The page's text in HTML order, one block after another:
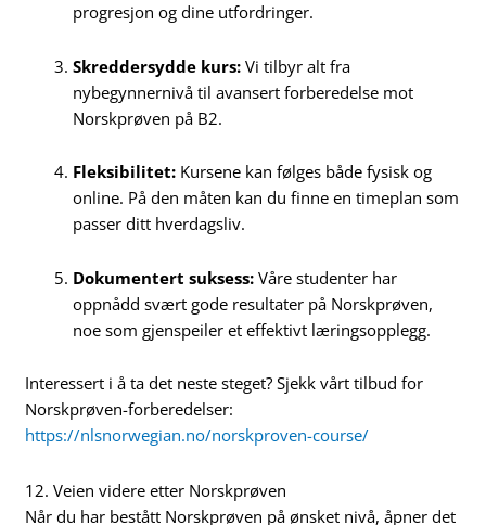
progresjon og dine utfordringer.
Skreddersydde kurs: Vi tilbyr alt fra
nybegynnernivå til avansert forberedelse mot
Norskprøven på B2.
Fleksibilitet: Kursene kan følges både fysisk og
online. På den måten kan du finne en timeplan som
passer ditt hverdagsliv.
Dokumentert suksess: Våre studenter har
oppnådd svært gode resultater på Norskprøven,
noe som gjenspeiler et effektivt læringsopplegg.
Interessert i å ta det neste steget? Sjekk vårt tilbud for
Norskprøven-forberedelser:
https://nlsnorwegian.no/norskproven-course/
12. Veien videre etter Norskprøven
Når du har bestått Norskprøven på ønsket nivå, åpner det